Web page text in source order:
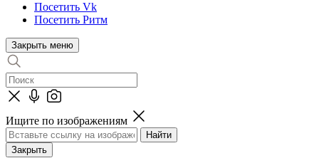
Посетить Vk
Посетить Ритм
Закрыть меню
Ищите по изображениям
Закрыть